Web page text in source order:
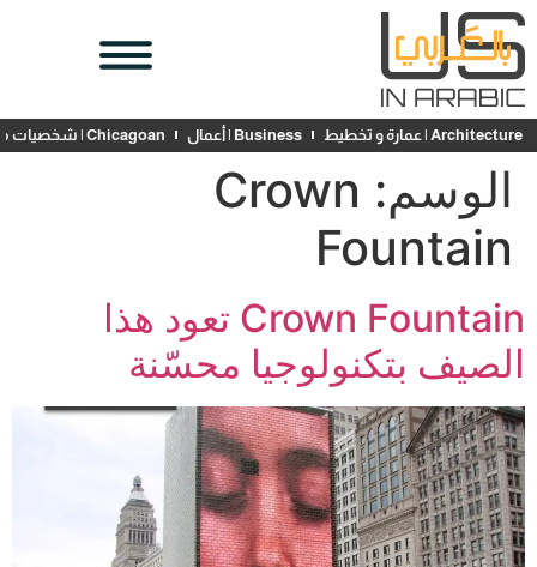
Architecture | عمارة و تخطيط Business | أعمال Chicagoan | شخصيات محلية
الوسم: Crown
Fountain
Crown Fountain تعود هذا
الصيف بتكنولوجيا محسّنة